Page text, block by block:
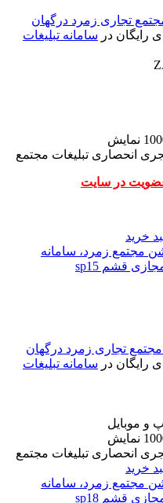
تجاری زمرد درگهان
رایگان در سامانه تبلیغات
انحصاری تبلیغات مجتمع
عضویت در سایت
خرید
مجتمع تجاری زمرد درگهان
رایگان در سامانه تبلیغات
و موبایل
انحصاری تبلیغات مجتمع
خرید